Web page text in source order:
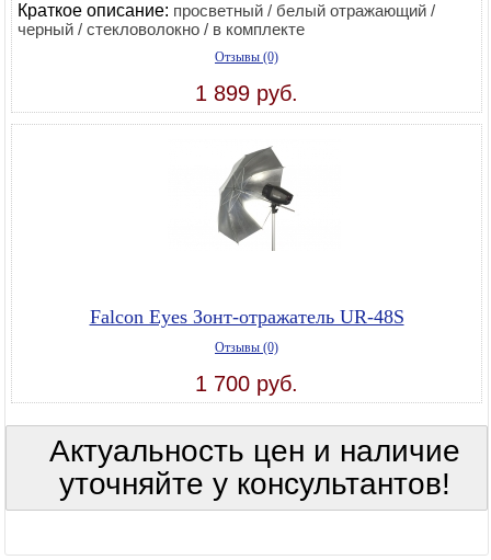
Краткое описание: просветный / белый отражающий /
черный / стекловолокно / в комплекте
Отзывы (0)
1 899 руб.
Falcon Eyes Зонт-отражатель UR-48S
Отзывы (0)
1 700 руб.
Актуальность цен и наличие
уточняйте у консультантов!